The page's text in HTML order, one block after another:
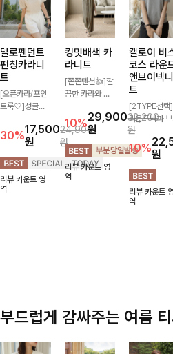
델로펜던트
펀칭카라니
트
[오픈카라/포인
트룩🤍]성글한
통기성 느껴지는
카라 니트! 내추
럴하게 떨어지는
여유핏에 오픈
카라 디테일 더
해져 꾸안꾸 무
30%17,500
원
24,900
원
리뷰 카운트 영
역
킹밋배색 카
라니트
[쫀쫀텐션👍]깔
끔한 카라와 반
만나 하나만 입
어도 완성도 높
은 스타일링을
연출해드려요 부
담 없이 즐기기
좋은 데일리 니
10%29,900
원
33,200
원
리뷰 카운트 영
역
캘로이 비
코스 라운
앤브이넥니
트
[2TYPE선택]
라운드넥과
넥 두 가지 디자
인으로 취향에
맞게 선택 가능
한 베이직 니트
🤍 깔끔한 실루
엣과 부드러운
착용감으로 단
10%원
리뷰 카운트
역
부드럽게 감싸주는 여름